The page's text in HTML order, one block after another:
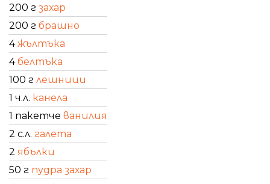
200 г захар
200 г брашно
4жълтъка
4белтъка
100 г лешници
1 ч.л. канела
1 пакетче ванилия
2 с.л. галета
2 ябълки
50 г пудра захар